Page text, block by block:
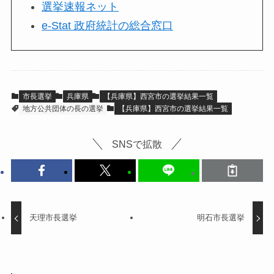
選挙速報ネット
e-Stat 政府統計の総合窓口
市長選挙 兵庫県
【兵庫県】西宮市の選挙結果一覧
地方公共団体の長の選挙
【兵庫県】西宮市の選挙結果一覧
SNSで拡散
天理市長選挙 明石市長選挙